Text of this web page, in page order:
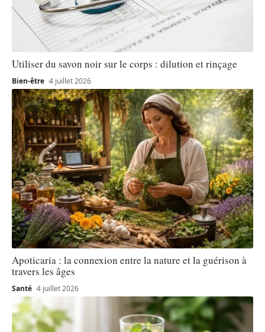
Utiliser du savon noir sur le corps : dilution et rinçage
Bien-être 4 juillet 2026
Apoticaria : la connexion entre la nature et la guérison à
travers les âges
Santé 4 juillet 2026